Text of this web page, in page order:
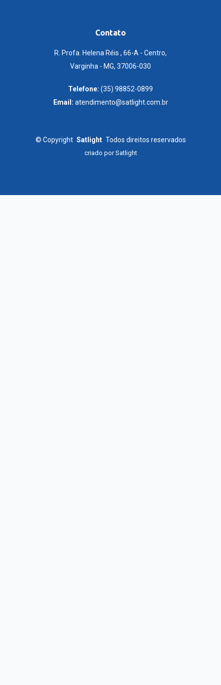
Contato
R. Profa. Helena Réis , 66-A - Centro,
Varginha - MG, 37006-030
Telefone: (35) 98852-0899
Email: atendimento@satlight.com.br
© Copyright Satlight Todos direitos reservados
criado porSatlight